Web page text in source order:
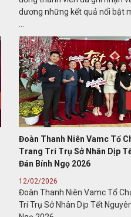
dương những kết quả nổi bật
Đoàn Thanh Niên Vamc Tổ
Trang Trí Trụ Sở Nhân Dịp
Đán Bính Ngọ 2026
12/02/2026
Đoàn Thanh Niên Vamc Tổ
Trí Trụ Sở Nhân Dịp Tết